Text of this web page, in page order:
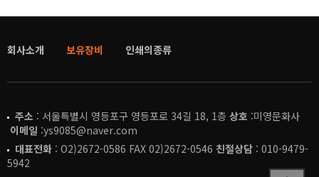
회사소개 보유장비 인쇄의종류
주소 : 서울특별시 영등포구 영등포로 34길 18, 1층 상호 :미영문화사
이메일 :ys9085@naver.com
대표전화 : O2)2672-0586 FAX 02)2672-0546 친절상담 : 010-9479-
5942